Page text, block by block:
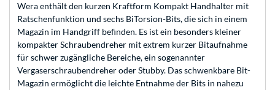
Wera enthält den kurzen Kraftform Kompakt Handhalter mit
Ratschenfunktion und sechs BiTorsion-Bits, die sich in einem
Magazin im Handgriff befinden. Es ist ein besonders kleiner
kompakter Schraubendreher mit extrem kurzer Bitaufnahme
für schwer zugängliche Bereiche, ein sogenannter
Vergaserschraubendreher oder Stubby. Das schwenkbare Bit-
Magazin ermöglicht die leichte Entnahme der Bits in nahezu